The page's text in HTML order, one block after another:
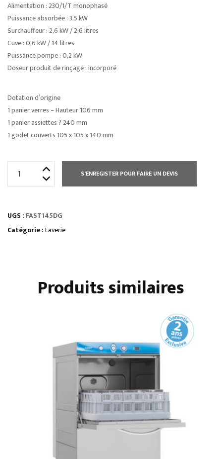
Alimentation : 230/1/T monophasé
Puissance absorbée : 3,5 kW
Surchauffeur : 2,6 kW / 2,6 litres
Cuve : 0,6 kW / 14 litres
Puissance pompe : 0,2 kW
Doseur produit de rinçage : incorporé
Dotation d’origine
1 panier verres – Hauteur 106 mm
1 panier assiettes ? 240 mm
1 godet couverts 105 x 105 x 140 mm
FAST
AFFICHAGE
S'ENREGISTER POUR FAIRE UN DEVIS
UGS : FAST145DG
Catégorie :Laverie
Produits similaires